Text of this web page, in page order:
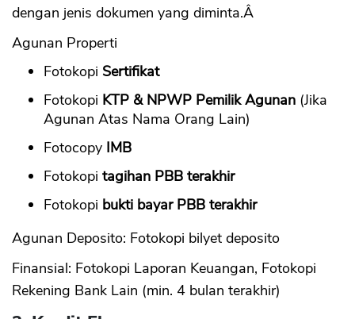
dengan jenis dokumen yang diminta.Â
Agunan Properti
Fotokopi Sertifikat
Fotokopi KTP & NPWP Pemilik Agunan (Jika
Agunan Atas Nama Orang Lain)
Fotocopy IMB
Fotokopi tagihan PBB terakhir
Fotokopi bukti bayar PBB terakhir
Agunan Deposito: Fotokopi bilyet deposito
Finansial: Fotokopi Laporan Keuangan, Fotokopi
Rekening Bank Lain (min. 4 bulan terakhir)